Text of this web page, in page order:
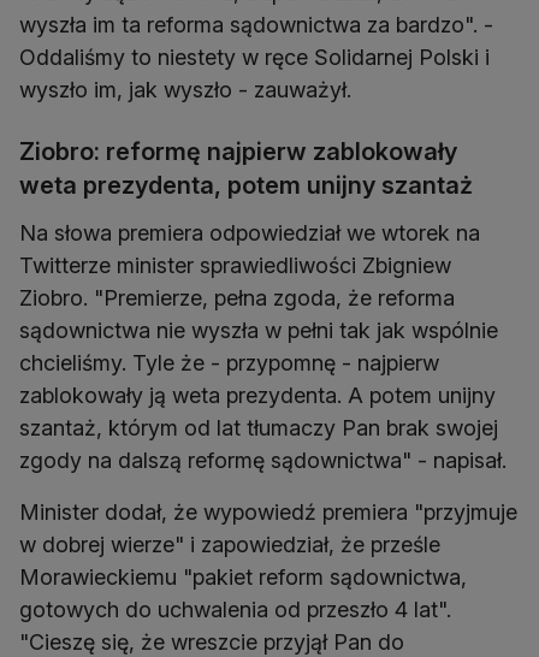
wyszła im ta reforma sądownictwa za bardzo". -
Oddaliśmy to niestety w ręce Solidarnej Polski i
wyszło im, jak wyszło - zauważył.
Ziobro: reformę najpierw zablokowały
weta prezydenta, potem unijny szantaż
Na słowa premiera odpowiedział we wtorek na
Twitterze minister sprawiedliwości Zbigniew
Ziobro. "Premierze, pełna zgoda, że reforma
sądownictwa nie wyszła w pełni tak jak wspólnie
chcieliśmy. Tyle że - przypomnę - najpierw
zablokowały ją weta prezydenta. A potem unijny
szantaż, którym od lat tłumaczy Pan brak swojej
zgody na dalszą reformę sądownictwa" - napisał.
Minister dodał, że wypowiedź premiera "przyjmuje
w dobrej wierze" i zapowiedział, że prześle
Morawieckiemu "pakiet reform sądownictwa,
gotowych do uchwalenia od przeszło 4 lat".
"Cieszę się, że wreszcie przyjął Pan do